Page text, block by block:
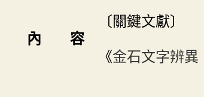
內 容
〔關鍵文獻〕
《金石文字辨異